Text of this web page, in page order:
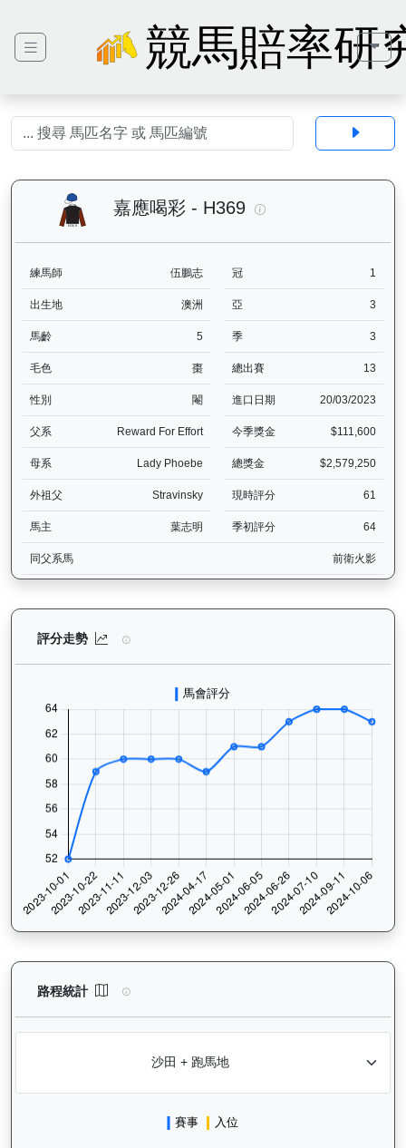
競馬賠率研
嘉應喝彩 - H369
練馬師 伍鵬志 冠 1
出生地 澳洲 亞 3
馬齡 5 季 3
毛色 棗 總出賽 13
性別 閹 進口日期 20/03/2023
父系 Reward For Effort 今季獎金 $111,600
母系 Lady Phoebe 總獎金 $2,579,250
外祖父 Stravinsky 現時評分 61
馬主 葉志明 季初評分 64
同父系馬 前衛火影
評分走勢 嘉應喝彩（H369）— 評分走勢圖表：追蹤香
路程統計 嘉應喝彩（H369）— 路程統計分析：查看香港